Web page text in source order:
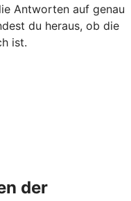
Antworten auf genau
du heraus, ob die
ist.
der